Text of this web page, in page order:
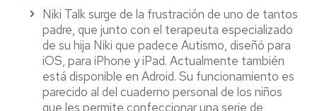
Niki Talk surge de la frustración de uno de tantos
padre, que junto con el terapeuta especializado
de su hija Niki que padece Autismo, diseñó para
iOS, para iPhone y iPad. Actualmente también
está disponible en Adroid. Su funcionamiento es
parecido al del cuaderno personal de los niños
que les permite confeccionar una serie de